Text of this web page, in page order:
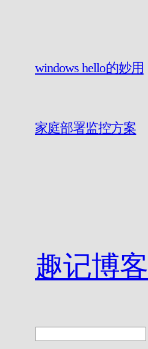
windows hello的妙用
家庭部署监控方案
趣记博客